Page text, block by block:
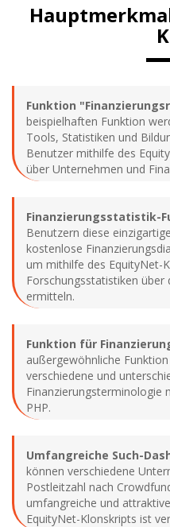
Funktion
beispielhaften Funktion
Tools, Statistiken und
Benutzer mithilfe des
über Unternehmen und
Finanzierungsstatistik-
Benutzern diese
kostenlose
um mithilfe des EquityNet-
Forschungsstatistiken über
ermitteln.
Funktion für
außergewöhnliche
verschiedene und
Finanzierungsterminologie
PHP.
Umfangreiche Such-
können verschiedene
Postleitzahl nach
umfangreiche und
EquityNet-Klonskripts ist